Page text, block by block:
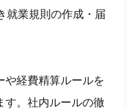
就業規則の作成・届
や経費精算ルールを
す。社内ルールの徹